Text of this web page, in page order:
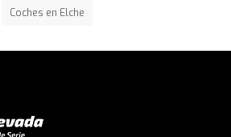
Coches en Elche